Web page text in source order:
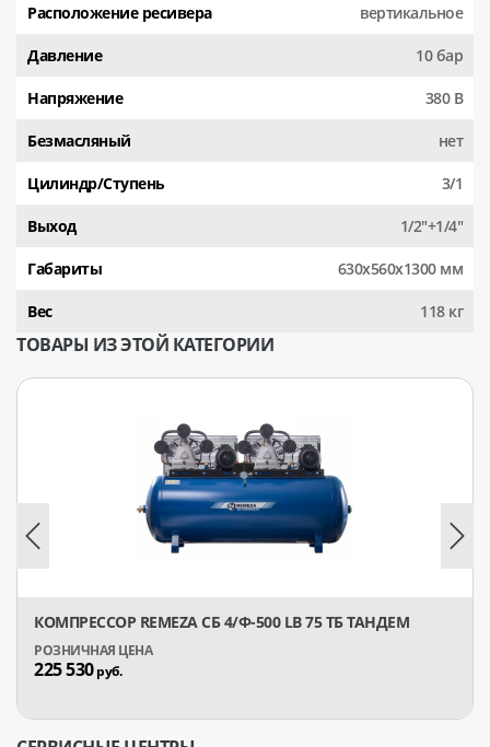
Расположение ресивера вертикальное
Давление 10 бар
Напряжение 380 В
Безмасляный нет
Цилиндр/Ступень 3/1
Выход 1/2"+1/4"
Габариты 630х560х1300 мм
Вес 118 кг
ТОВАРЫ ИЗ ЭТОЙ КАТЕГОРИИ
КОМПРЕССОР REMEZA СБ 4/Ф-500 LB 75 ТБ ТАНДЕМ
225 530руб.